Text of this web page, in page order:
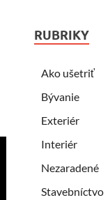
RUBRIKY
Ako ušetriť
Bývanie
Exteriér
Interiér
Nezaradené
Stavebníctvo